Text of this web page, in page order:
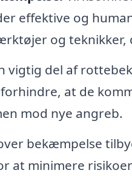
effektive og
og
vigtig del af
at de
mod nye angreb.
bekæmpelse
at minimere